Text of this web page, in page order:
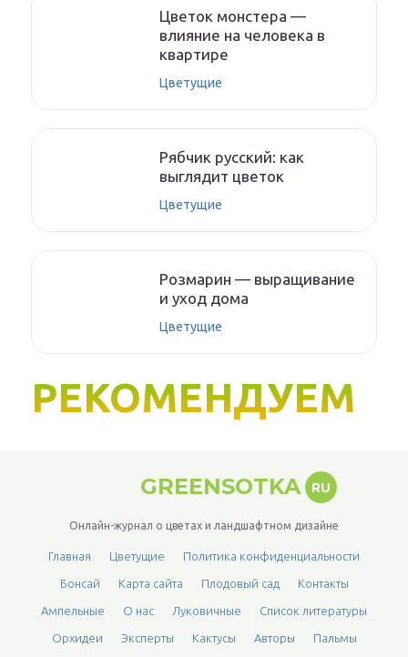
Цветок монстера —
влияние на человека в
квартире
Цветущие
Рябчик русский: как
выглядит цветок
Цветущие
Розмарин — выращивание
и уход дома
Цветущие
РЕКОМЕНДУЕМ
GREENSOTKA RU
Онлайн-журнал о цветах и ландшафтном дизайне
Главная Цветущие Политика конфиденциальности
Бонсай Карта сайта Плодовый сад Контакты
Ампельные О нас Луковичные Список литературы
Орхидеи Эксперты Кактусы Авторы Пальмы